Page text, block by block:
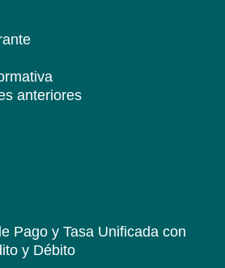
anteriores
Pago y Tasa Unificadacon
y Débito